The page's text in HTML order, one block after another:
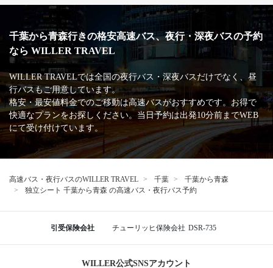
千葉から青森行きの格安高速バス、夜行・深夜バスの予約
なら WILLER TRAVEL
WILLER TRAVELでは全国の夜行バス・深夜バスだけでなく、昼
行バスもご用意しています。
格安・最安値料金でのご移動は高速バスがおすすめです。お得で
快適なプランをお探しください。当日予約は出発10分前までWEB
にて受け付けています。
高速バス・夜行バスのWILLER TRAVEL 千葉
千葉から青森
独立シート 千葉から青森 の高速バス・夜行バス予約
引受保険会社 チューリッヒ保険会社 DSR-735
WILLER公式SNSアカウント